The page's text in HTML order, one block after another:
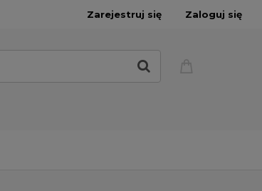
Zarejestruj się Zaloguj się